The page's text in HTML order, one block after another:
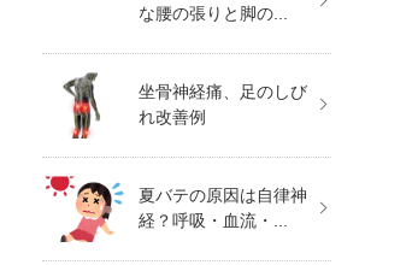
な腰の張りと脚の...
坐骨神経痛、足のしび
れ改善例
夏バテの原因は自律神
経？呼吸・血流・...